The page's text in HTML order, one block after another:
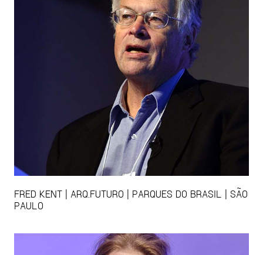
FRED KENT | ARQ.FUTURO | PARQUES DO BRASIL | SÃO
PAULO